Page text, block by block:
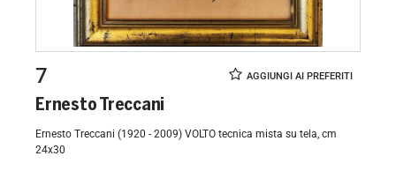
7
Ernesto Treccani
Ernesto Treccani (1920 - 2009) VOLTO tecnica mista su tela, cm
24x30